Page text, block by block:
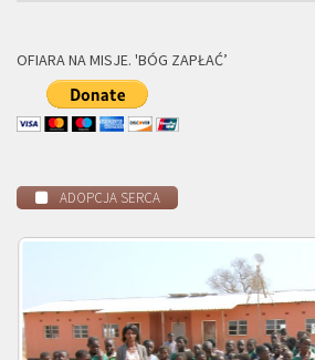
OFIARA NA MISJE. 'BÓG ZAPŁAĆ’
ADOPCJA SERCA